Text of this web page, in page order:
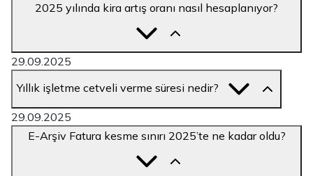
2025 yılında kira artış oranı nasıl hesaplanıyor?
29.09.2025
Yıllık işletme cetveli verme süresi nedir?
29.09.2025
E-Arşiv Fatura kesme sınırı 2025’te ne kadar oldu?